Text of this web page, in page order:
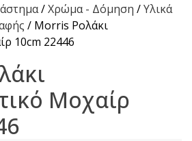
/Χρώμα - Δόμηση /Υλικά
/ Morris Ρολάκι
10cm 22446
Μοχαίρ